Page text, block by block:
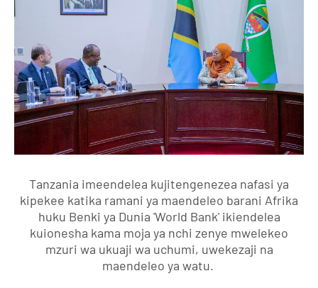
Tanzania imeendelea kujitengenezea nafasi ya
kipekee katika ramani ya maendeleo barani Afrika
huku Benki ya Dunia 'World Bank' ikiendelea
kuionesha kama moja ya nchi zenye mwelekeo
mzuri wa ukuaji wa uchumi, uwekezaji na
maendeleo ya watu.